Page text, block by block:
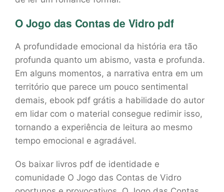
O Jogo das Contas de Vidro pdf
A profundidade emocional da história era tão
profunda quanto um abismo, vasta e profunda.
Em alguns momentos, a narrativa entra em um
território que parece um pouco sentimental
demais, ebook pdf grátis a habilidade do autor
em lidar com o material consegue redimir isso,
tornando a experiência de leitura ao mesmo
tempo emocional e agradável.
Os baixar livros pdf de identidade e
comunidade O Jogo das Contas de Vidro